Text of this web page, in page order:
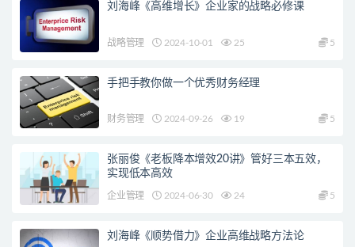
刘海峰《高维增长》企业家的战略必修课
战略管理 2024-10-01 25 5
手把手教你做一个优秀财务经理
财务管理 2024-09-26 19 5
张丽俊《老板降本增效20讲》管好三本五效，
实现低本高效
企业管理 2024-06-30 24 5
刘海峰《顺势借力》企业高维战略方法论